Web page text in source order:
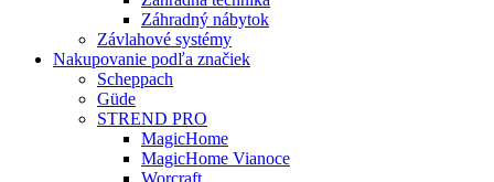
Záhradný nábytok
Závlahové systémy
Nakupovanie podľa značiek
Scheppach
Güde
STREND PRO
MagicHome
MagicHome Vianoce
Worcraft